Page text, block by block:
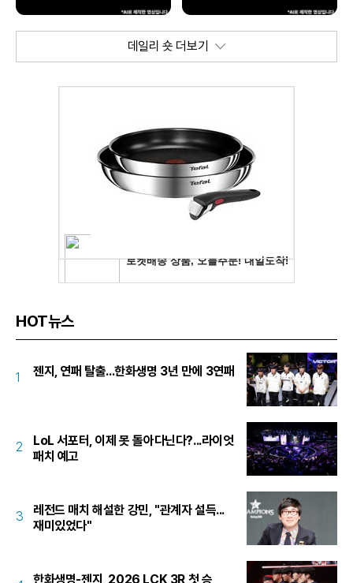
데일리 숏 더보기
HOT뉴스
1 젠지, 연패 탈출...한화생명 3년 만에 3연패
2
LoL 서포터, 이제 못 돌아다닌다?...라이엇
패치 예고
3
레전드 매치 해설한 강민, "관계자 설득...
재미있었다"
한화생명-젠지, 2026 LCK 3R 첫 승